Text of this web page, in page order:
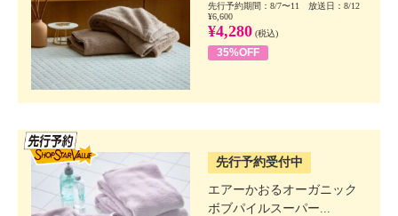
先行予約期間：8/7〜11 放送日：8/12
¥6,600
¥4,280 (税込)
35%OFF
先行予約受付中
エアーかおるオーガニック
ボブパイルスーパー...